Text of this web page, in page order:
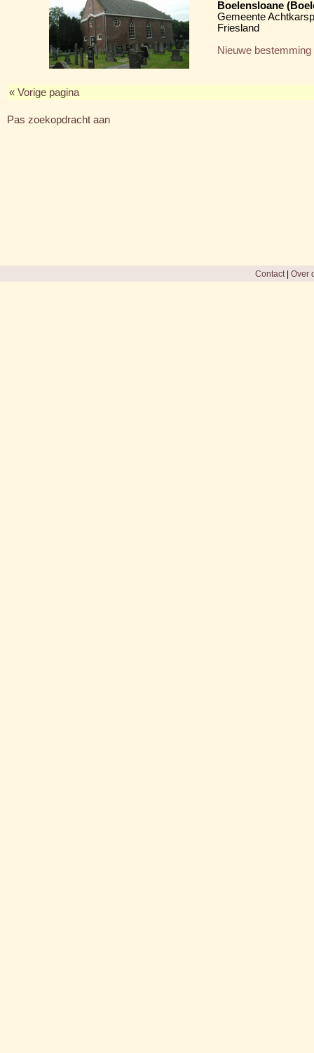
Boelensloane
Gemeente
Friesland
Nieuwe bestemming
« Vorige pagina
Pas zoekopdracht aan
Contact| Over